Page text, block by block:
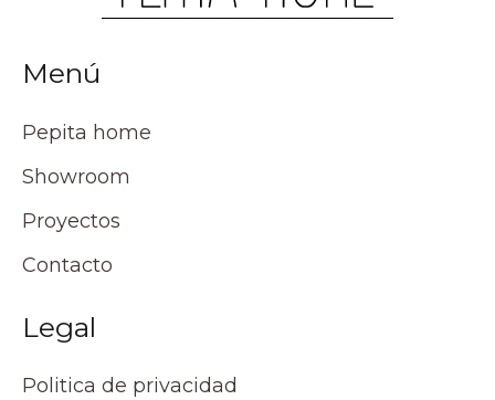
Menú
Pepita home
Showroom
Proyectos
Contacto
Legal
Politica de privacidad